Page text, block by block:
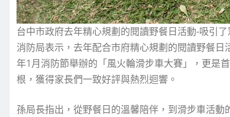
台中市政府去年精心規劃的閱讀野餐日活動-吸引
消防局表示，去年配合市府精心規劃的閱讀野餐
年1月消防節舉辦的「風火輪滑步車大賽」，更是
根，獲得家長們一致好評與熱烈迴響。
孫局長指出，從野餐日的溫馨陪伴，到滑步車活